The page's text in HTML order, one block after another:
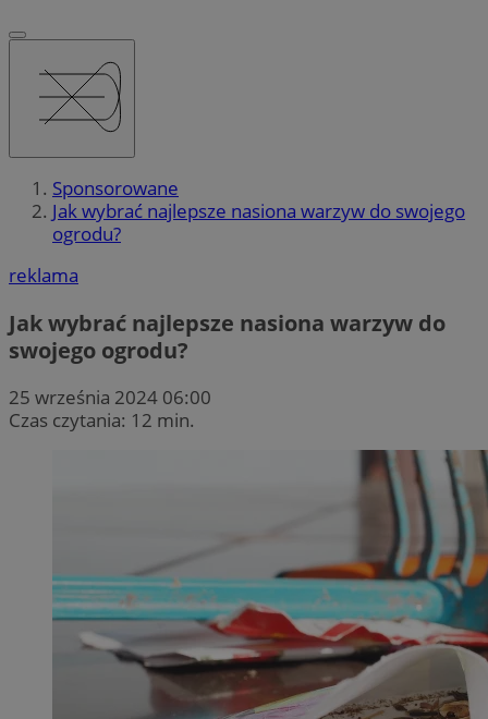
Sponsorowane
Jak wybrać najlepsze nasiona warzyw do swojego
ogrodu?
reklama
Jak wybrać najlepsze nasiona warzyw do
swojego ogrodu?
25 września 2024 06:00
Czas czytania: 12 min.